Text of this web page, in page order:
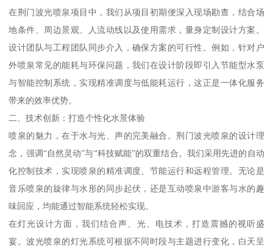
在荆门波光喷泉项目中，我们从项目初期便深入现场勘查，结合场
地条件、周边景观、人流动线以及使用需求，量身定制设计方案。
设计团队与工程团队同步介入，确保方案的可行性。例如，针对户
外喷泉常见的能耗与环保问题，我们在设计阶段即引入节能型水泵
与智能控制系统，实现精准调度与低能耗运行，这正是一体化服务
带来的效率优势。
二、技术创新：打造个性化水景体验
喷泉的魅力，在于水与光、声的完美融合。荆门波光喷泉的设计理
念，强调“自然灵动”与“科技赋能”的双重结合。我们采用先进的自动
化控制技术，实现喷泉的精准调度、节能运行和远程管理。无论是
音乐喷泉的旋律与水形的同步起伏，还是互动喷泉中游客与水的趣
味回应，均能通过智能系统轻松实现。
在灯光设计方面，我们结合声、光、电技术，打造震撼的视听盛
宴。波光喷泉的灯光系统可根据不同时段与主题进行变化，白天呈